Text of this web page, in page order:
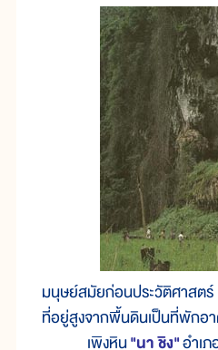
มนุษย์สมัยก่อนประวัติศาสต
ที่อยู่สูงจากพื้นดินเป็นที่พักอ
เพิงหิน"นา ชิง"อำเ